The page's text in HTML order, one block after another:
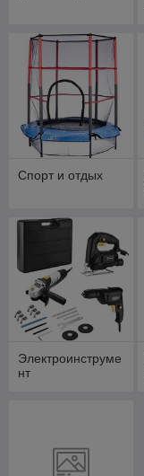
Спорт и отдых
Электроинструме
нт